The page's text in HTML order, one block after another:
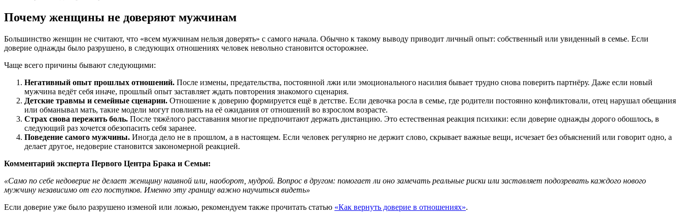
Почему женщины не доверяют мужчинам
Большинство женщин не считают, что «всем мужчинам нельзя доверять» с самого начала. Обычно к такому выводу приводит личный опыт: собственный или увиденный в семье. Если
доверие однажды было разрушено, в следующих отношениях человек невольно становится осторожнее.
Чаще всего причины бывают следующими:
Негативный опыт прошлых отношений. После измены, предательства, постоянной лжи или эмоционального насилия бывает трудно снова поверить партнёру. Даже если новый
мужчина ведёт себя иначе, прошлый опыт заставляет ждать повторения знакомого сценария.
Детские травмы и семейные сценарии. Отношение к доверию формируется ещё в детстве. Если девочка росла в семье, где родители постоянно конфликтовали, отец нарушал обещания
или обманывал мать, такие модели могут повлиять на её ожидания от отношений во взрослом возрасте.
Страх снова пережить боль. После тяжёлого расставания многие предпочитают держать дистанцию. Это естественная реакция психики: если доверие однажды дорого обошлось, в
следующий раз хочется обезопасить себя заранее.
Поведение самого мужчины. Иногда дело не в прошлом, а в настоящем. Если человек регулярно не держит слово, скрывает важные вещи, исчезает без объяснений или говорит одно, а
делает другое, недоверие становится закономерной реакцией.
Комментарий эксперта Первого Центра Брака и Семьи:
«Само по себе недоверие не делает женщину наивной или, наоборот, мудрой. Вопрос в другом: помогает ли оно замечать реальные риски или заставляет подозревать каждого нового
мужчину независимо от его поступков. Именно эту границу важно научиться видеть»
Если доверие уже было разрушено изменой или ложью, рекомендуем также прочитать статью «Как вернуть доверие в отношениях».